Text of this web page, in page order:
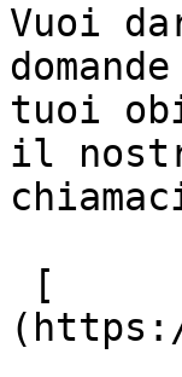
Vuoi
tuoi
il